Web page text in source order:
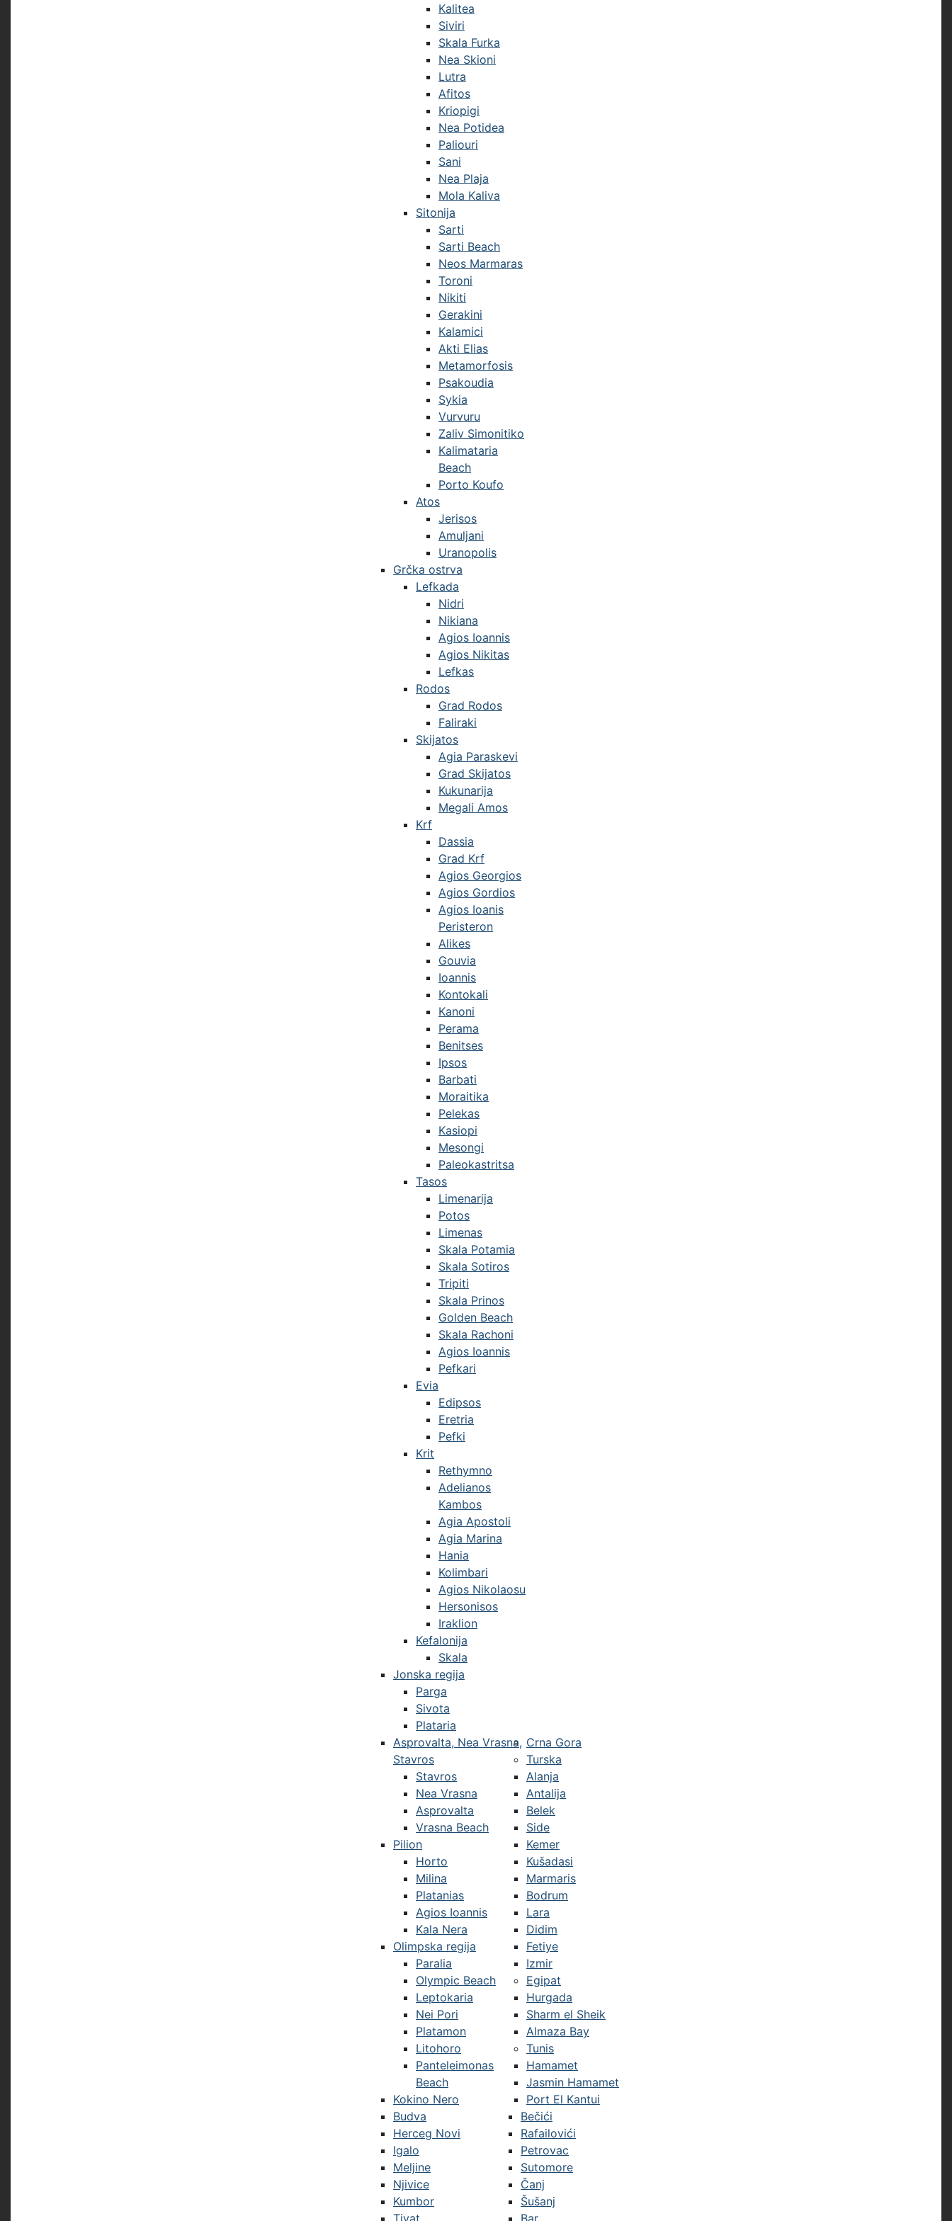
Kalitea
Siviri
Skala Furka
Nea Skioni
Lutra
Afitos
Kriopigi
Nea Potidea
Paliouri
Sani
Nea Plaja
Mola Kaliva
Sitonija
Sarti
Sarti Beach
Neos Marmaras
Toroni
Nikiti
Gerakini
Kalamici
Akti Elias
Metamorfosis
Psakoudia
Sykia
Vurvuru
Zaliv Simonitiko
Kalimataria
Beach
Porto Koufo
Atos
Jerisos
Amuljani
Uranopolis
Grčka ostrva
Lefkada
Nidri
Nikiana
Agios Ioannis
Agios Nikitas
Lefkas
Rodos
Grad Rodos
Faliraki
Skijatos
Agia Paraskevi
Grad Skijatos
Kukunarija
Megali Amos
Krf
Dassia
Grad Krf
Agios Georgios
Agios Gordios
Agios Ioanis
Peristeron
Alikes
Gouvia
Ioannis
Kontokali
Kanoni
Perama
Benitses
Ipsos
Barbati
Moraitika
Pelekas
Kasiopi
Mesongi
Paleokastritsa
Tasos
Limenarija
Potos
Limenas
Skala Potamia
Skala Sotiros
Tripiti
Skala Prinos
Golden Beach
Skala Rachoni
Agios Ioannis
Pefkari
Evia
Edipsos
Eretria
Pefki
Krit
Rethymno
Adelianos
Kambos
Agia Apostoli
Agia Marina
Hania
Kolimbari
Agios Nikolaosu
Hersonisos
Iraklion
Kefalonija
Skala
Jonska regija
Parga
Sivota
Plataria
Asprovalta, Nea Vrasna,
Stavros
Stavros
Nea Vrasna
Asprovalta
Vrasna Beach
Pilion
Horto
Milina
Platanias
Agios Ioannis
Kala Nera
Olimpska regija
Paralia
Olympic Beach
Leptokaria
Nei Pori
Platamon
Litohoro
Panteleimonas
Beach
Kokino Nero
Crna Gora
Budva
Herceg Novi
Igalo
Meljine
Njivice
Kumbor
Tivat
Bečići
Rafailovići
Petrovac
Sutomore
Čanj
Šušanj
Bar
Turska
Alanja
Antalija
Belek
Side
Kemer
Kušadasi
Marmaris
Bodrum
Lara
Didim
Fetiye
Izmir
Egipat
Hurgada
Sharm el Sheik
Almaza Bay
Tunis
Hamamet
Jasmin Hamamet
Port El Kantui